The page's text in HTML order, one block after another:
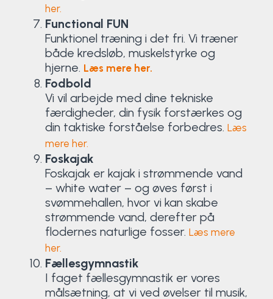
her.
Functional FUN
Funktionel træning i det fri. Vi træner
både kredsløb, muskelstyrke og
hjerne. Læs mere her.
Fodbold
Vi vil arbejde med dine tekniske
færdigheder, din fysik forstærkes og
din taktiske forståelse forbedres. Læs
mere her.
Foskajak
Foskajak er kajak i strømmende vand
– white water – og øves først i
svømmehallen, hvor vi kan skabe
strømmende vand, derefter på
flodernes naturlige fosser. Læs mere
her.
Fællesgymnastik
I faget fællesgymnastik er vores
målsætning, at vi ved øvelser til musik,